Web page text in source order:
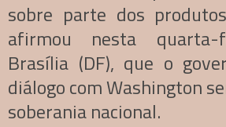
sobre parte dos
afirmou nesta
Brasília (DF), que o
diálogo com Washington
soberania nacional.